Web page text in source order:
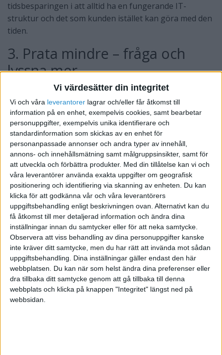
Vi värdesätter din integritet
Vi och våra leverantorer lagrar och/eller får åtkomst till
information på en enhet, exempelvis cookies, samt bearbetar
personuppgifter, exempelvis unika identifierare och
standardinformation som skickas av en enhet för
personanpassade annonser och andra typer av innehåll,
annons- och innehållsmätning samt målgruppsinsikter, samt för
att utveckla och förbättra produkter. Med din tillåtelse kan vi och
våra leverantörer använda exakta uppgifter om geografisk
positionering och identifiering via skanning av enheten. Du kan
klicka för att godkänna vår och våra leverantörers
uppgiftsbehandling enligt beskrivningen ovan. Alternativt kan du
få åtkomst till mer detaljerad information och ändra dina
inställningar innan du samtycker eller för att neka samtycke.
Observera att viss behandling av dina personuppgifter kanske
inte kräver ditt samtycke, men du har rätt att invända mot sådan
uppgiftsbehandling. Dina inställningar gäller endast den här
webbplatsen. Du kan när som helst ändra dina preferenser eller
dra tillbaka ditt samtycke genom att gå tillbaka till denna
webbplats och klicka på knappen "Integritet" längst ned på
webbsidan.
tidsbesparingen i att alltid ha en fungerande IT-
struktur och det som kunden istället kan göra med den
tiden.
3. Prata mindre – fråga och
lyssna mer
Sälj är inte samma sak som att prata. Sälj är att förstå
kundens behov och hur det du säljer kan uppfylla dessa
behov.
4. Det finns alltid andra saker